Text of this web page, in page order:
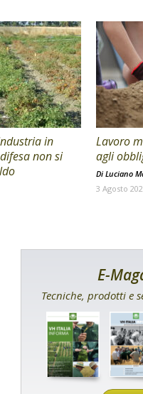
in
non si
Lavoro
agli
Di Luciano
3 Agosto
E-
Tecniche, prodotti e